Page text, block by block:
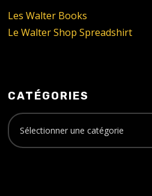
Les Walter Books
Le Walter Shop Spreadshirt
CATÉGORIES